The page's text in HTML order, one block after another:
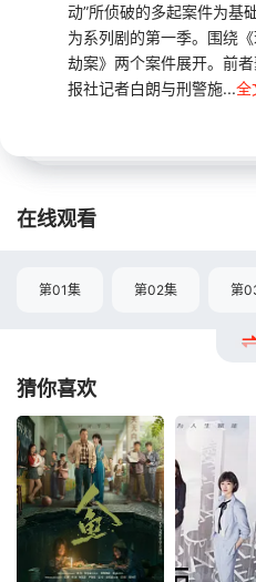
动”所侦破的多起案件为基
为系列剧的第一季。围绕
劫案》两个案件展开。前
报社记者白朗与刑警施...全
在线观看
第01集 第02集 第
猜你喜欢